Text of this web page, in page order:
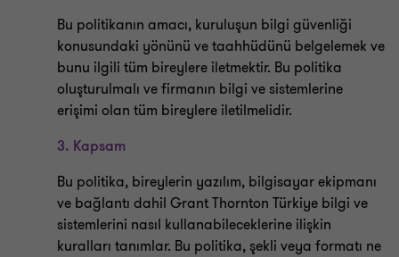
Bu politikanın amacı, kuruluşun bilgi güvenliği
konusundaki yönünü ve taahhüdünü belgelemek ve
bunu ilgili tüm bireylere iletmektir. Bu politika
oluşturulmalı ve firmanın bilgi ve sistemlerine
erişimi olan tüm bireylere iletilmelidir.
3. Kapsam
Bu politika, bireylerin yazılım, bilgisayar ekipmanı
ve bağlantı dahil Grant Thornton Türkiye bilgi ve
sistemlerini nasıl kullanabileceklerine ilişkin
kuralları tanımlar. Bu politika, şekli veya formatı ne